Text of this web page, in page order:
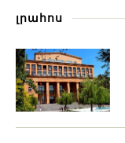
լրահոս